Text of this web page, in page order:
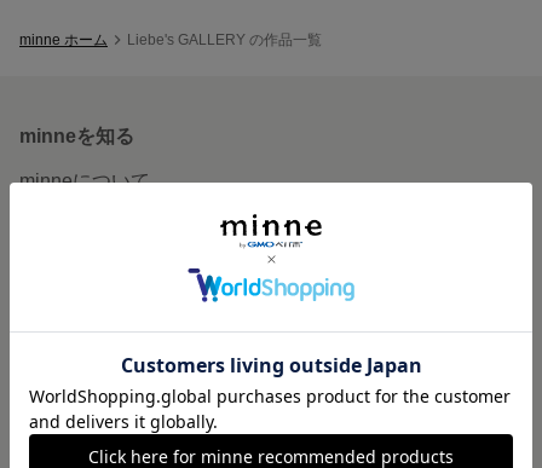
minne ホーム Liebe's GALLERY の作品一覧
minneを知る
minneについて
特集
作品販売について